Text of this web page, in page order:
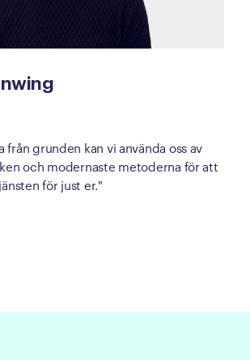
från grunden kan vi använda oss av
och modernaste metoderna för att
för just er."